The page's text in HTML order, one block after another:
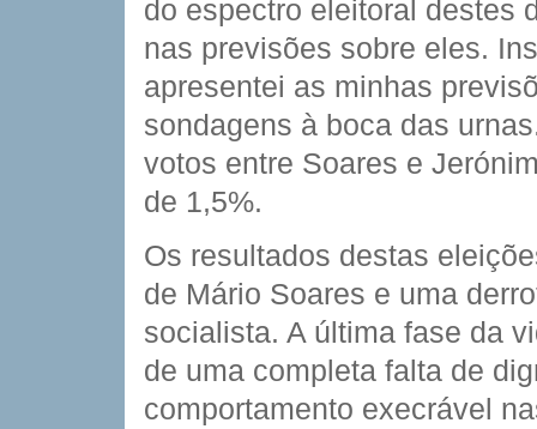
do espectro eleitoral destes
nas previsões sobre eles.
apresentei as minhas
sondagens à boca das
votos entre Soares e
de 1,5%.
Os resultados destas
de Mário Soares e uma
socialista. A última fase da
de uma completa falta de
comportamento execrável